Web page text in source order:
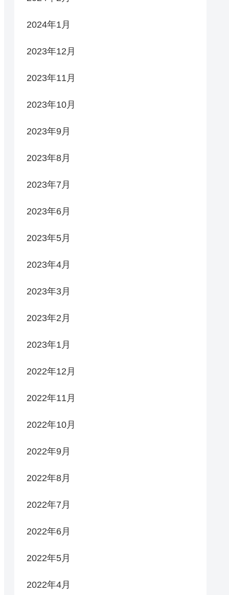
2024年1月
2023年12月
2023年11月
2023年10月
2023年9月
2023年8月
2023年7月
2023年6月
2023年5月
2023年4月
2023年3月
2023年2月
2023年1月
2022年12月
2022年11月
2022年10月
2022年9月
2022年8月
2022年7月
2022年6月
2022年5月
2022年4月